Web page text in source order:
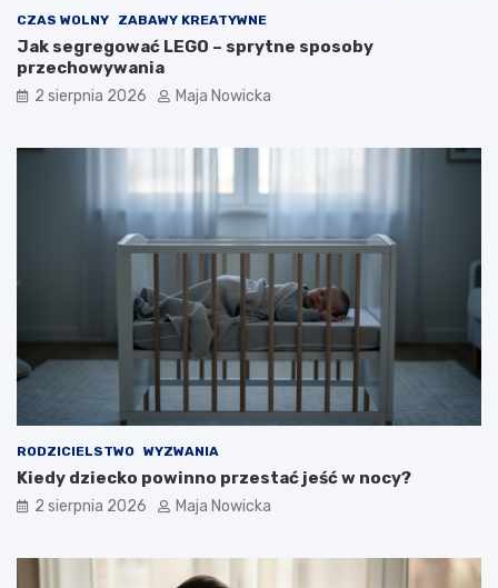
CZAS WOLNY ZABAWY KREATYWNE
Jak segregować LEGO – sprytne sposoby
przechowywania
2 sierpnia 2026 Maja Nowicka
RODZICIELSTWO WYZWANIA
Kiedy dziecko powinno przestać jeść w nocy?
2 sierpnia 2026 Maja Nowicka